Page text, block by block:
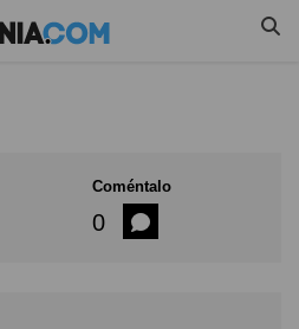
Coméntalo
0